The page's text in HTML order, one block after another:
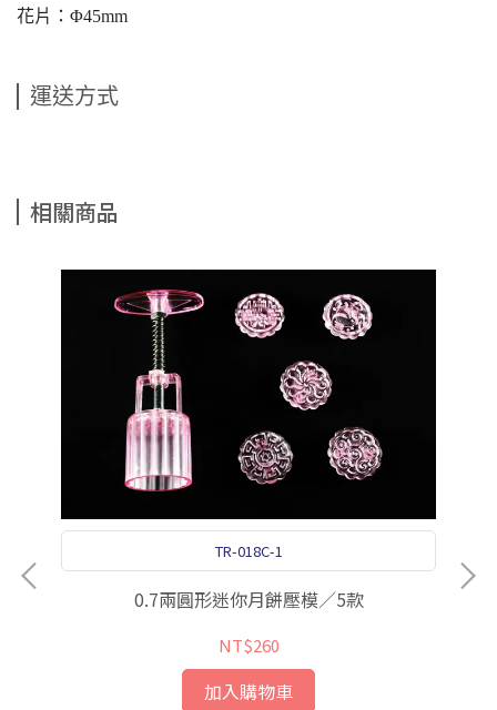
花片：Φ45mm
運送方式
相關商品
TR-018C-1
0.7兩圓形迷你月餅壓模／5款
NT$260
加入購物車